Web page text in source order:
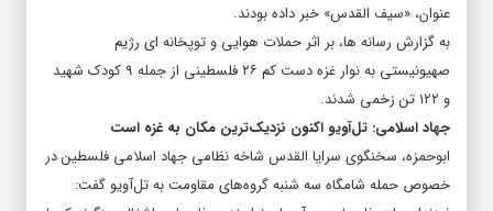
عنوان، «سیف القدس» خبر داده بودند.
به گزارش رسانه ها، بر اثر حملات هوایی و توپخانه ای رژیم
صهیونیستی به نوار غزه دست کم ۲۶ فلسطینی از جمله ۹ کودک شهید
و ۱۲۲ تن زخمی شدند.
جهاد اسلامی: تل‌آویو اکنون نزدیک‌ترین مکان به غزه است
ابوحمزه، سخنگوی سرایا القدس شاخه نظامی جهاد اسلامی فلسطین در
خصوص حمله شامگاه سه شنبه گروه‌های مقاومت به تل‌آویو گفت: